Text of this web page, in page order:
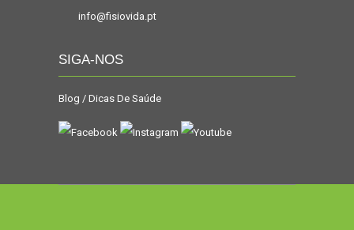
info@fisiovida.pt
SIGA-NOS
Blog / Dicas De Saúde